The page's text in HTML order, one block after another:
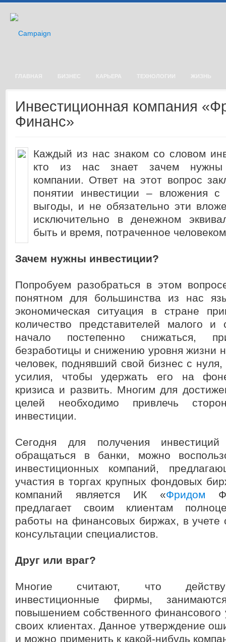
ГЛАВНАЯ БИЗНЕС КАРЬЕРА ТЕХНОЛОГИИ ЖИЗНЬ
Инвестиционная компания
Финанс»
Каждый из нас знаком со словом
кто из нас знает зачем нужны
компании. Ответ на этот вопрос
понятии инвестиции – вложения с
выгоды, и не обязательно эти
исключительно в денежном
быть и время, потраченное
Зачем нужны инвестиции?
Попробуем разобраться в этом
понятном для большинства из нас
экономическая ситуация в стране
количество представителей малого и
начало постепенно снижаться,
безработицы и снижению уровня жизни
человек, поднявший свой бизнес с
усилия, чтобы удержать его на фоне
кризиса и развить. Многим для
целей необходимо привлечь
инвестиции.
Сегодня для получения
обращаться в банки, можно
инвестиционных компаний,
участия в торгах крупных фондовых
компаний является ИК «Фридом
предлагает своим клиентам
работы на финансовых биржах, в учете
консультации специалистов.
Друг или враг?
Многие считают, что
инвестиционные фирмы,
повышением собственного финансового
своих клиентах. Данное утверждение
и можно применить к какой-нибудь